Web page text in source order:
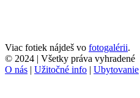
Viac fotiek nájdeš vo fotogalérii.
© 2024 | Všetky práva vyhradené
O nás | Užitočné info | Ubytovanie